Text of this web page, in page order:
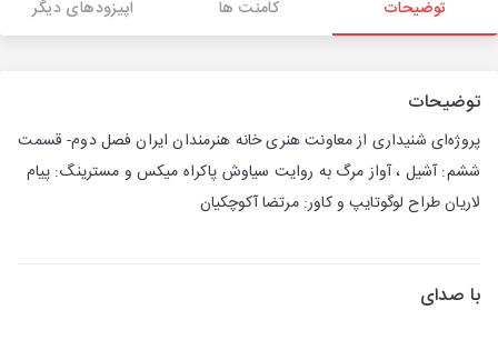
توضیحات کامنت ها اپیزودهای دیگر
توضیحات
پروژه‌اى شنيدارى از معاونت هنرى خانه هنرمندان ايران فصل دوم- قسمت
ششم: آشیل ، آواز مرگ به روايت سياوش پاكراه ميكس و مسترينگ: پيام
لاريان طراح لوگوتايپ و كاور: مرتضا آكوچكيان
با صدای